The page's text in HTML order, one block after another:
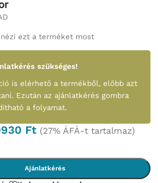
ezt a terméket most
szükséges!
is elérhető a termékből, előbb azt
Ezután az ajánlatkérés gombra
a folyamat.
Ft (27% ÁFÁ-t tartalmaz)
Ajánlatkérés